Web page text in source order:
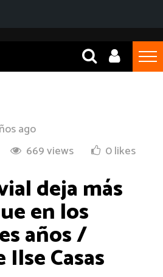
ago
669 views 0 likes
deja más
en los
años /
Casas